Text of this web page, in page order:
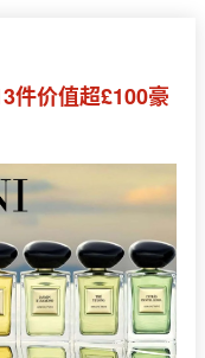
件价值超£100豪